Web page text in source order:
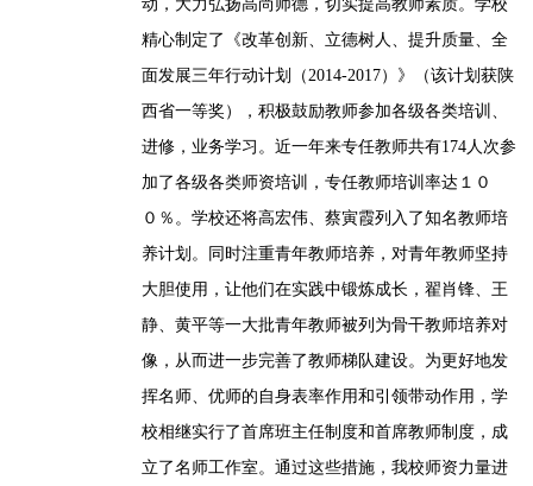
动，大力弘扬高尚师德，切实提高教师素质。学校
精心制定了《改革创新、立德树人、提升质量、全
面发展三年行动计划（2014-2017）》（该计划获陕
西省一等奖），积极鼓励教师参加各级各类培训、
进修，业务学习。近一年来专任教师共有174人次参
加了各级各类师资培训，专任教师培训率达１０
０％。学校还将高宏伟、蔡寅霞列入了知名教师培
养计划。同时注重青年教师培养，对青年教师坚持
大胆使用，让他们在实践中锻炼成长，翟肖锋、王
静、黄平等一大批青年教师被列为骨干教师培养对
像，从而进一步完善了教师梯队建设。为更好地发
挥名师、优师的自身表率作用和引领带动作用，学
校相继实行了首席班主任制度和首席教师制度，成
立了名师工作室。通过这些措施，我校师资力量进